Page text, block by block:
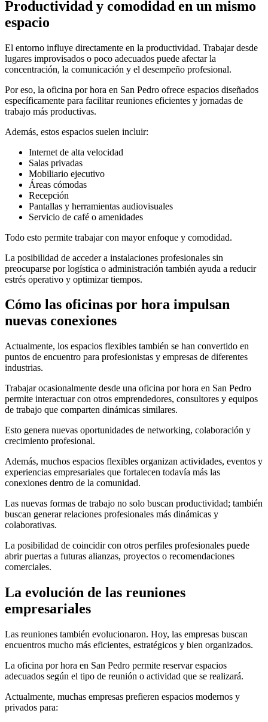
Productividad y comodidad en un mismo
espacio
El entorno influye directamente en la productividad. Trabajar desde
lugares improvisados o poco adecuados puede afectar la
concentración, la comunicación y el desempeño profesional.
Por eso, la oficina por hora en San Pedro ofrece espacios diseñados
específicamente para facilitar reuniones eficientes y jornadas de
trabajo más productivas.
Además, estos espacios suelen incluir:
Internet de alta velocidad
Salas privadas
Mobiliario ejecutivo
Áreas cómodas
Recepción
Pantallas y herramientas audiovisuales
Servicio de café o amenidades
Todo esto permite trabajar con mayor enfoque y comodidad.
La posibilidad de acceder a instalaciones profesionales sin
preocuparse por logística o administración también ayuda a reducir
estrés operativo y optimizar tiempos.
Cómo las oficinas por hora impulsan
nuevas conexiones
Actualmente, los espacios flexibles también se han convertido en
puntos de encuentro para profesionistas y empresas de diferentes
industrias.
Trabajar ocasionalmente desde una oficina por hora en San Pedro
permite interactuar con otros emprendedores, consultores y equipos
de trabajo que comparten dinámicas similares.
Esto genera nuevas oportunidades de networking, colaboración y
crecimiento profesional.
Además, muchos espacios flexibles organizan actividades, eventos y
experiencias empresariales que fortalecen todavía más las
conexiones dentro de la comunidad.
Las nuevas formas de trabajo no solo buscan productividad; también
buscan generar relaciones profesionales más dinámicas y
colaborativas.
La posibilidad de coincidir con otros perfiles profesionales puede
abrir puertas a futuras alianzas, proyectos o recomendaciones
comerciales.
La evolución de las reuniones
empresariales
Las reuniones también evolucionaron. Hoy, las empresas buscan
encuentros mucho más eficientes, estratégicos y bien organizados.
La oficina por hora en San Pedro permite reservar espacios
adecuados según el tipo de reunión o actividad que se realizará.
Actualmente, muchas empresas prefieren espacios modernos y
privados para: